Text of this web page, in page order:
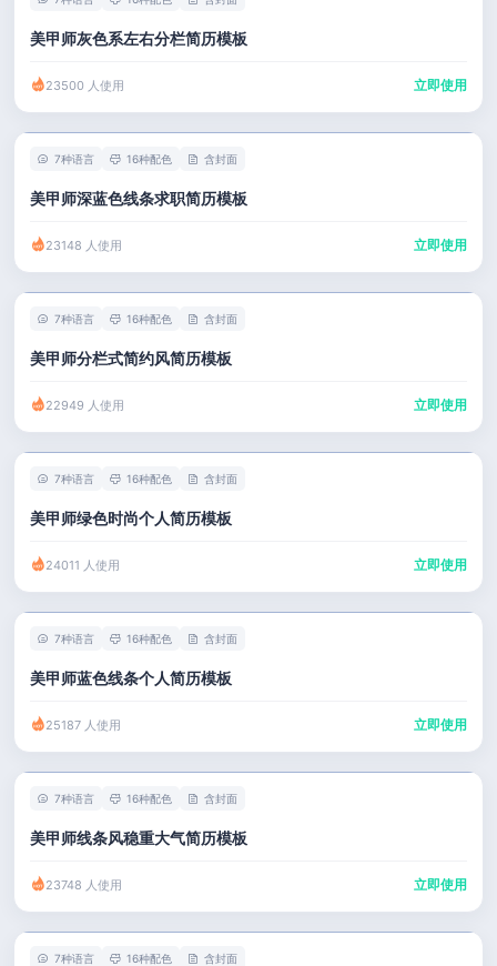
美甲师灰色系左右分栏简历模板
23500 人使用 立即使用
7种语言 16种配色 含封面
美甲师深蓝色线条求职简历模板
23148 人使用 立即使用
7种语言 16种配色 含封面
美甲师分栏式简约风简历模板
22949 人使用 立即使用
7种语言 16种配色 含封面
美甲师绿色时尚个人简历模板
24011 人使用 立即使用
7种语言 16种配色 含封面
美甲师蓝色线条个人简历模板
25187 人使用 立即使用
7种语言 16种配色 含封面
美甲师线条风稳重大气简历模板
23748 人使用 立即使用
7种语言 16种配色 含封面